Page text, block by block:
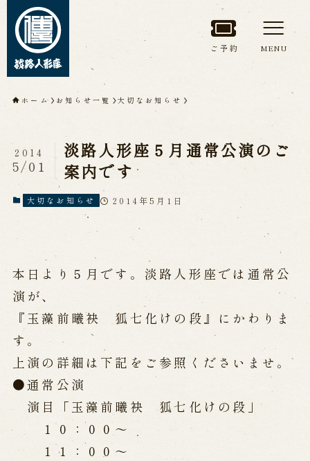
トップページ
淡路人形座について
淡路人形座とは
座員紹介
人間国宝 故鶴澤友路師匠
淡路人形座の成り立ち
淡路人形座で研修した人々
淡路人形浄瑠璃を受け継いで
公演情報
公演カレンダー
開催中の公演
近日開催の公演
出張公演
出張公演
学校公演
海外旅行客向け特別公演「くにうみ」
ご予約 MENU
ホーム お知らせ一覧 大切なお知らせ
淡路人形座５月通常公演のご
案内です
2014
5/01
大切なお知らせ 2014年5月1日
本日より５月です。淡路人形座では通常公
演が、
『玉藻前曦袂 狐七化けの段』にかわりま
す。
上演の詳細は下記をご参照くださいませ。
●通常公演
演目「玉藻前曦袂 狐七化けの段」
１０：００～
１１：００～